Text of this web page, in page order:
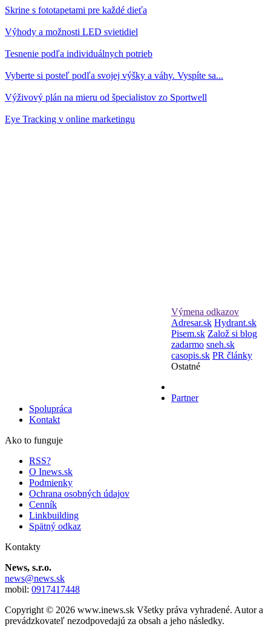
Skrine s fototapetami pre každé dieťa
Výhody a možnosti LED svietidiel
Tesnenie podľa individuálnych potrieb
Vyberte si posteľ podľa svojej výšky a váhy. Vyspíte sa...
Výživový plán na mieru od špecialistov zo Sportwell
Eye Tracking v online marketingu
Výmena odkazov
Adresar.sk Hydrant.sk
Pisem.sk Založ si blog
zadarmo sneh.sk
casopis.sk PR články
Ostatné
Partner
Spolupráca
Kontakt
Ako to funguje
RSS?
O Inews.sk
Podmienky
Ochrana osobných údajov
Cenník
Linkbuilding
Spätný odkaz
Kontakty
News, s.r.o.
news@news.sk
mobil: 0917417448
Copyright © 2026 www.inews.sk Všetky práva vyhradené. Autor a
prevádzkovateľ nezodpovedajú za obsah a jeho následky.